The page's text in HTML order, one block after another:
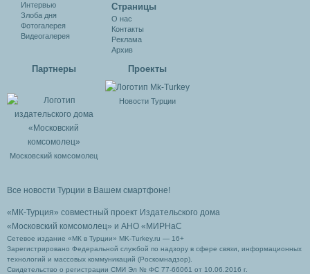
Интервью
Злоба дня
Фотогалерея
Видеогалерея
Cтраницы
О нас
Контакты
Реклама
Архив
Партнеры
Московский комсомолец
Проекты
Новости Турции
Все новости Турции в Вашем смартфоне!
«МК-Турция» совместный проект Издательского дома
«Московский комсомолец» и АНО «МИРНаС
Сетевое издание «МК в Турции» MK-Turkey.ru — 16+
Зарегистрировано Федеральной службой по надзору в сфере связи, информационных
технологий и массовых коммуникаций (Роскомнадзор).
Свидетельство о регистрации СМИ Эл № ФС 77-66061 от 10.06.2016 г.